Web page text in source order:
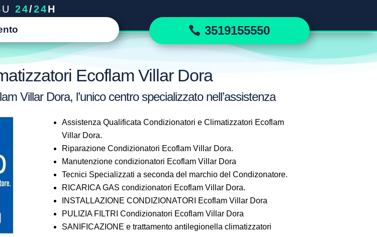
24/24H
3519155550
Ecoflam Villar Dora
Villar Dora, l’unico centro specializzato nell’assistenza
Assistenza Qualificata Condizionatori e Climatizzatori Ecoflam
Villar Dora.
Riparazione Condizionatori Ecoflam Villar Dora.
Manutenzione condizionatori Ecoflam Villar Dora
Tecnici Specializzati a seconda del marchio del Condizonatore.
RICARICA GAS condizionatori Ecoflam Villar Dora.
INSTALLAZIONE CONDIZIONATORI Ecoflam Villar Dora
PULIZIA FILTRI Condizionatori Ecoflam Villar Dora
SANIFICAZIONE e trattamento antilegionella climatizzatori